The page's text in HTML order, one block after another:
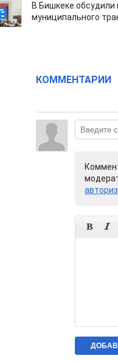
В Бишкеке
муниципального
КОММЕНТАРИИ
 